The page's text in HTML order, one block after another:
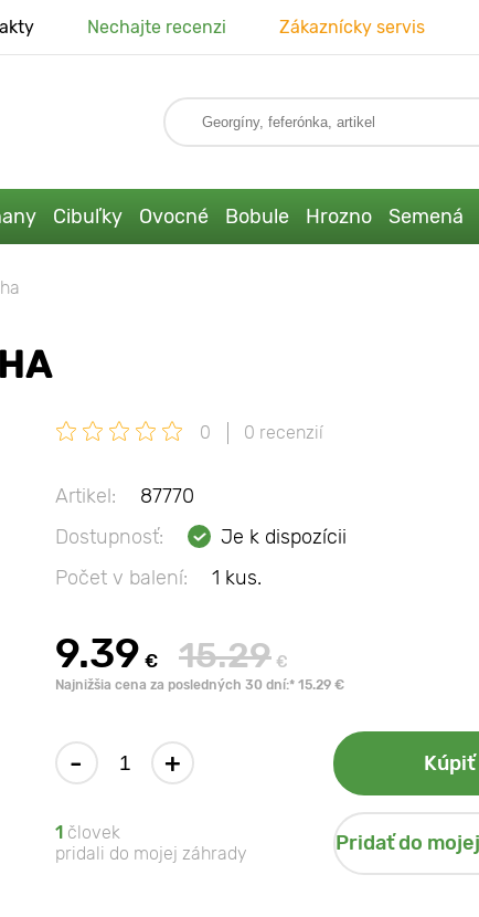
Nechajte recenzi Zákaznícky servis
Cibuľky Ovocné Bobule Hrozno Semená
0 0 recenzií
Artikel:
87770
Dostupnosť:
Je k dispozícii
Počet v balení:
1 kus.
9.39 € 15.29 €
Najnižšia cena za posledných 30 dní:* 15.29 €
- + Kúpiť
1 človek
pridali do mojej záhrady
Pridať do